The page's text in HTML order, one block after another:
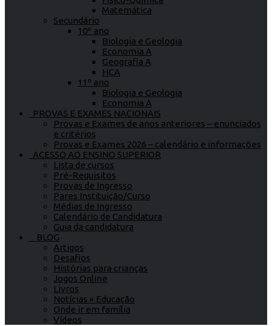
Matemática
Secundário
10º ano
Biologia e Geologia
Economia A
Geografia A
HCA
11º ano
Biologia e Geologia
Economia A
PROVAS E EXAMES NACIONAIS
Provas e Exames de anos anteriores – enunciados
e critérios
Provas e Exames 2026 – calendário e informações
ACESSO AO ENSINO SUPERIOR
Lista de cursos
Pré-Requisitos
Provas de Ingresso
Pares Instituição/Curso
Médias de Ingresso
Calendário de Candidatura
Guia da candidatura
BLOG
Artigos
Desafios
Histórias para crianças
Jogos Online
Livros
Notícias » Educação
Onde ir em família
Vídeos